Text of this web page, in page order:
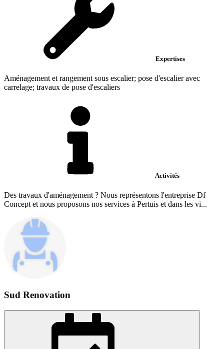
Expertises
Aménagement et rangement sous escalier; pose d'escalier avec
carrelage; travaux de pose d'escaliers
Activités
Des travaux d'aménagement ? Nous représentons l'entreprise Df
Concept et nous proposons nos services à Pertuis et dans les vi...
Sud Renovation